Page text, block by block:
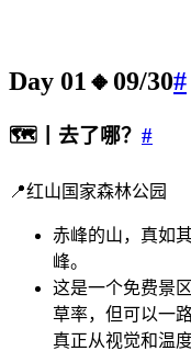
Day 01🔸09/30#
🗺️丨去了哪？ #
📍红山国家森林公园
赤峰的山，真如
峰。
这是一个免费景
草率，但可以一
真正从视觉和温